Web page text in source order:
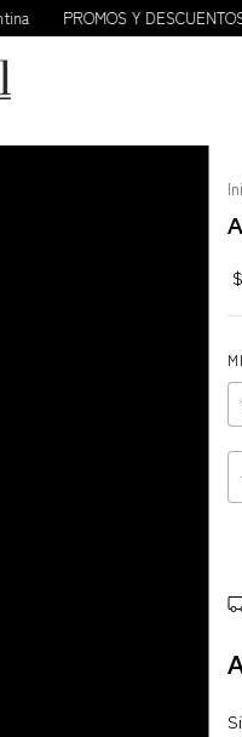
PROMOS Y DESCUENTOS